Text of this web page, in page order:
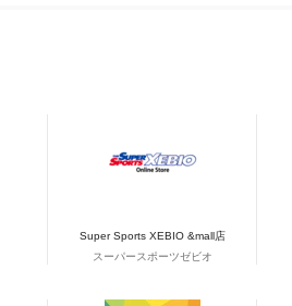
Super Sports XEBIO &mall店
スーパースポーツゼビオ